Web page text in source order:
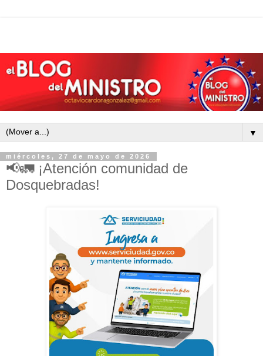
▼
miércoles, 27 de mayo de 2026
📢🚛 ¡Atención comunidad de
Dosquebradas!